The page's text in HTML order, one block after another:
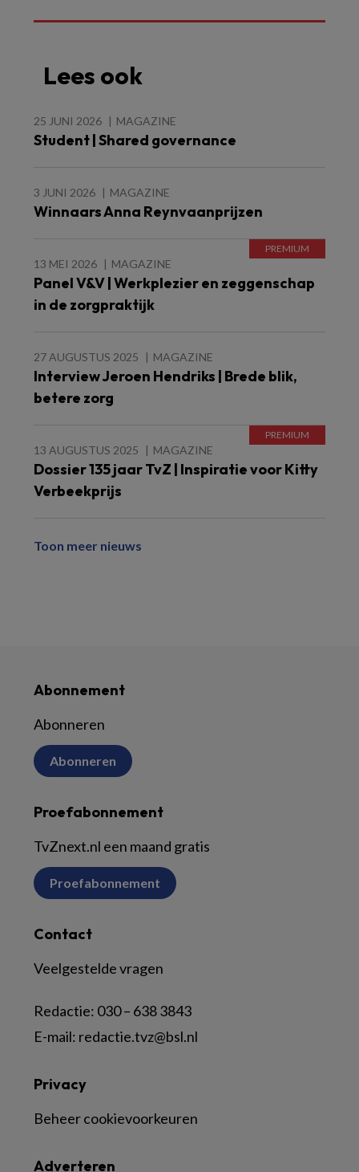
Lees ook
25 JUNI 2026 MAGAZINE
Student | Shared governance
3 JUNI 2026 MAGAZINE
Winnaars Anna Reynvaanprijzen
13 MEI 2026 MAGAZINE
Panel V&V | Werkplezier en zeggenschap
in de zorgpraktijk
27 AUGUSTUS 2025 MAGAZINE
Interview Jeroen Hendriks | Brede blik,
betere zorg
13 AUGUSTUS 2025 MAGAZINE
Dossier 135 jaar TvZ | Inspiratie voor Kitty
Verbeekprijs
Toon meer nieuws
Abonnement
Abonneren
Abonneren
Proefabonnement
TvZnext.nl een maand gratis
Proefabonnement
Contact
Veelgestelde vragen
Redactie: 030 – 638 3843
E-mail: redactie.tvz@bsl.nl
Adverteren
Privacy
Beheer cookievoorkeuren